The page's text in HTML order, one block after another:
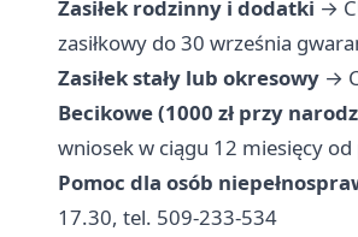
Zasiłek rodzinny i dodatki →
zasiłkowy do 30 września
Zasiłek stały lub okresowy →
Becikowe (1000 zł przy
wniosek w ciągu 12 miesięcy
Pomoc dla osób
17.30, tel. 509-233-534